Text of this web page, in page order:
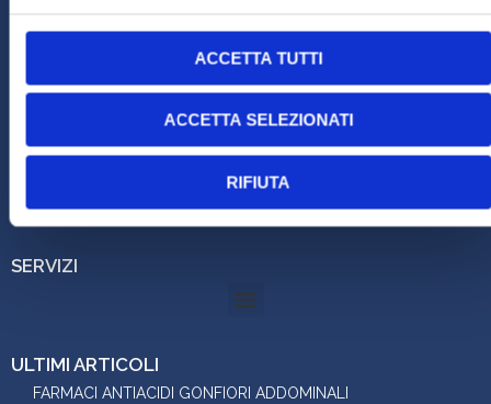
ACCETTA TUTTI
ACCETTA SELEZIONATI
RIFIUTA
Edoardo Debelli
Biologo Nutrizionista
STUDIO:
Via Piave 40 - Mestre (VE) Studio Maria Agosto
SERVIZI
ULTIMI ARTICOLI
FARMACI ANTIACIDI GONFIORI ADDOMINALI